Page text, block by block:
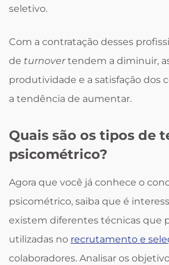
seletivo.
Com a contratação desses
de turnovertendem a diminuir,
produtividade e a satisfação dos
a tendência de aumentar.
Quais são os tipos de
psicométrico?
Agora que você já conhece o
psicométrico, saiba que é
existem diferentes técnicas que
utilizadas no recrutamento e
colaboradores. Analisar os